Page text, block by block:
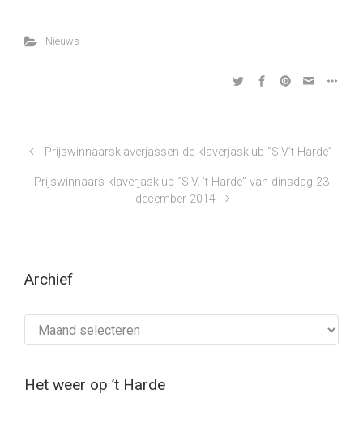
Nieuws
Prijswinnaarsklaverjassen de klaverjasklub “S.V.’t Harde”
Prijswinnaars klaverjasklub “S.V. ’t Harde” van dinsdag 23
december 2014
Archief
Het weer op ’t Harde